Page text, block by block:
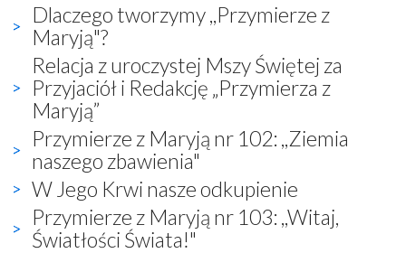
Dlaczego tworzymy ,,Przymierze z
Maryją"?
Relacja z uroczystej Mszy Świętej za
Przyjaciół i Redakcję „Przymierza z
Maryją”
Przymierze z Maryją nr 102: ,,Ziemia
naszego zbawienia"
W Jego Krwi nasze odkupienie
Przymierze z Maryją nr 103: ,,Witaj,
Światłości Świata!"